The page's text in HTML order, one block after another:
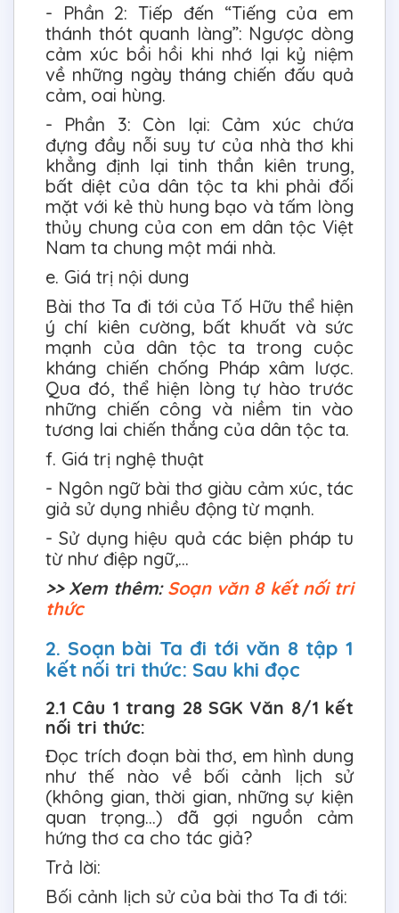
- Phần 2: Tiếp đến “Tiếng của em
thánh thót quanh làng”: Ngược dòng
cảm xúc bồi hồi khi nhớ lại kỷ niệm
về những ngày tháng chiến đấu quả
cảm, oai hùng.
- Phần 3: Còn lại: Cảm xúc chứa
đựng đầy nỗi suy tư của nhà thơ khi
khẳng định lại tinh thần kiên trung,
bất diệt của dân tộc ta khi phải đối
mặt với kẻ thù hung bạo và tấm lòng
thủy chung của con em dân tộc Việt
Nam ta chung một mái nhà.
e. Giá trị nội dung
Bài thơ Ta đi tới của Tố Hữu thể hiện
ý chí kiên cường, bất khuất và sức
mạnh của dân tộc ta trong cuộc
kháng chiến chống Pháp xâm lược.
Qua đó, thể hiện lòng tự hào trước
những chiến công và niềm tin vào
tương lai chiến thắng của dân tộc ta.
f. Giá trị nghệ thuật
- Ngôn ngữ bài thơ giàu cảm xúc, tác
giả sử dụng nhiều động từ mạnh.
- Sử dụng hiệu quả các biện pháp tu
từ như điệp ngữ,…
>> Xem thêm: Soạn văn 8 kết nối tri
thức
2. Soạn bài Ta đi tới văn 8 tập 1
kết nối tri thức: Sau khi đọc
2.1 Câu 1 trang 28 SGK Văn 8/1 kết
nối tri thức:
Đọc trích đoạn bài thơ, em hình dung
như thế nào về bối cảnh lịch sử
(không gian, thời gian, những sự kiện
quan trọng…) đã gợi nguồn cảm
hứng thơ ca cho tác giả?
Trả lời:
Bối cảnh lịch sử của bài thơ Ta đi tới: